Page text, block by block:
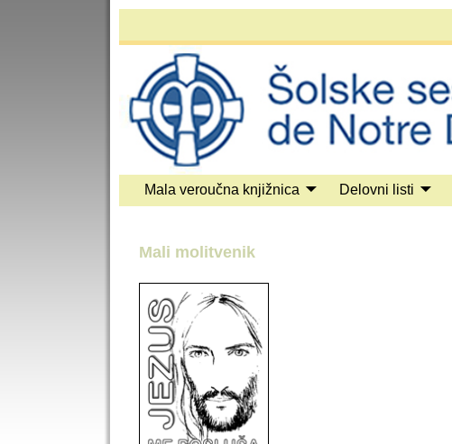
Mala veroučna knjižnica Delovni listi
Mali molitvenik